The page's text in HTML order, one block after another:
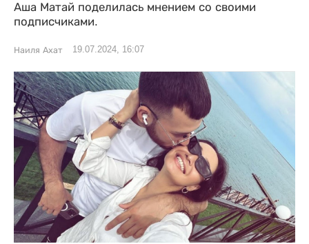
Аша Матай поделилась мнением со своими
подписчиками.
Наиля Ахат 19.07.2024, 16:07